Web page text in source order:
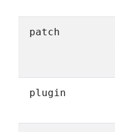
patch
plugin